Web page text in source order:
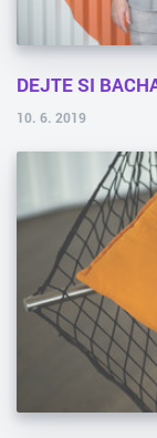
DEJTE SI
10. 6. 2019